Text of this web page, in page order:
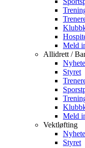
Meld
Allidrett /
Styret
Meld
Vektløfting
Styret